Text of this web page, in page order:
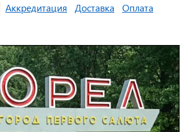
Аккредитация Доставка Оплата